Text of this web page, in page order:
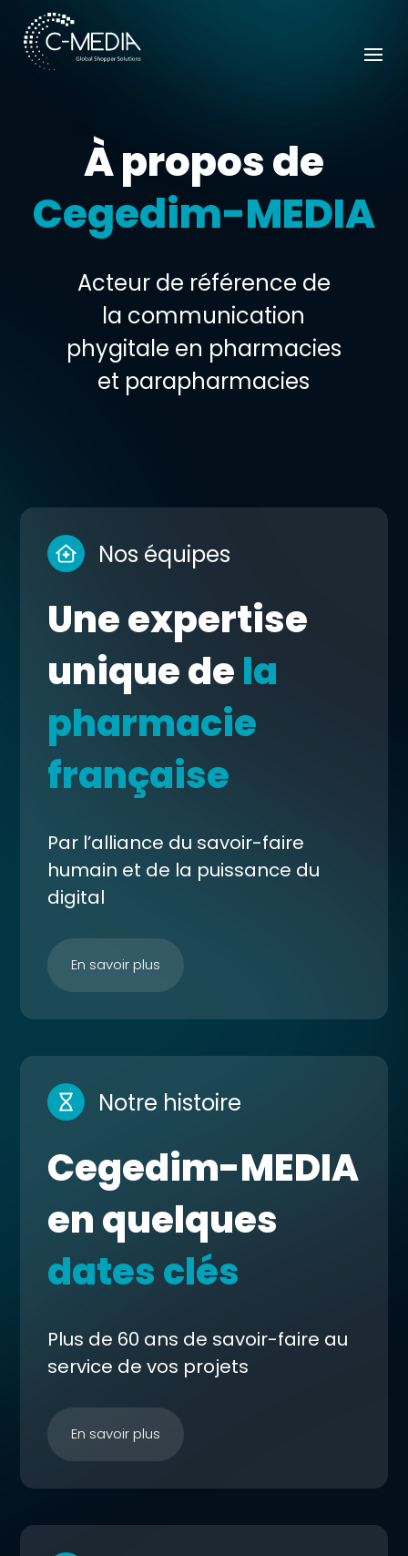
À propos de
Cegedim-MEDIA
Acteur de référence de
la communication
phygitale en pharmacies
et parapharmacies
Nos équipes
Une expertise
unique dela
pharmacie
française
Par l’alliance du savoir-faire
humain et de la puissance du
digital
En savoir plus
Notre histoire
Cegedim-MEDIA
en quelques
dates clés
Plus de 60 ans de savoir-faire au
service de vos projets
En savoir plus